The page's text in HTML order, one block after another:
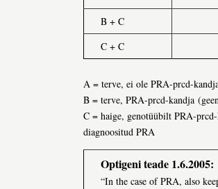
B + C
C + C
A = terve, ei ole PRA-prcd-
B = terve, PRA-prcd-kandja
C = haige, genotüübilt PRA-
diagnoositud PRA
Optigeni teade 1.6.2005:
“In the case of PRA, also